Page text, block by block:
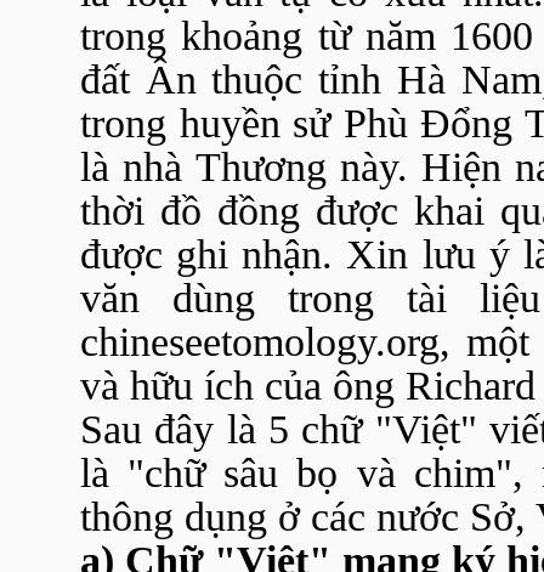
trong khoảng từ năm
đất Ân thuộc tỉnh Hà
trong huyền sử Phù Đổng
là nhà Thương này. Hiện
thời đồ đồng được khai
được ghi nhận. Xin lưu ý
văn dùng trong tài
chineseetomology.org,
và hữu ích của ông Richard
Sau đây là 5 chữ "Việt"
là "chữ sâu bọ và
thông dụng ở các nước Sở,
a) Chữ "Việt" mang ký